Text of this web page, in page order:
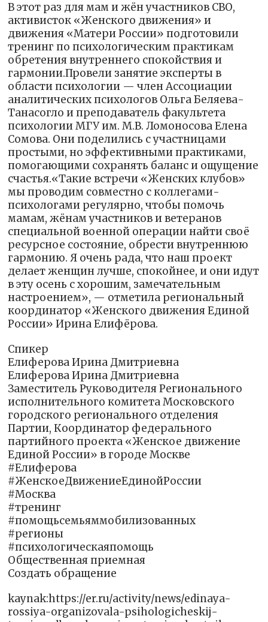
В этот раз для мам и жён участников СВО,
активисток «Женского движения» и
движения «Матери России» подготовили
тренинг по психологическим практикам
обретения внутреннего спокойствия и
гармонии.Провели занятие эксперты в
области психологии — член Ассоциации
аналитических психологов Ольга Беляева-
Танасогло и преподаватель факультета
психологии МГУ им. М.В. Ломоносова Елена
Сомова. Они поделились с участницами
простыми, но эффективными практиками,
помогающими сохранять баланс и ощущение
счастья.«Такие встречи «Женских клубов»
мы проводим совместно с коллегами-
психологами регулярно, чтобы помочь
мамам, жёнам участников и ветеранов
специальной военной операции найти своё
ресурсное состояние, обрести внутреннюю
гармонию. Я очень рада, что наш проект
делает женщин лучше, спокойнее, и они идут
в эту осень с хорошим, замечательным
настроением», — отметила региональный
координатор «Женского движения Единой
России» Ирина Елифёрова.
Спикер
Елиферова Ирина Дмитриевна
Елиферова Ирина Дмитриевна
Заместитель Руководителя Регионального
исполнительного комитета Московского
городского регионального отделения
Партии, Координатор федерального
партийного проекта «Женское движение
Единой России» в городе Москве
#Елиферова
#ЖенскоеДвижениеЕдинойРоссии
#Москва
#тренинг
#помощьсемьяммобилизованных
#регионы
#психологическаяпомощь
Общественная приемная
Создать обращение
kaynak:https://er.ru/activity/news/edinaya-
rossiya-organizovala-psihologicheskij-